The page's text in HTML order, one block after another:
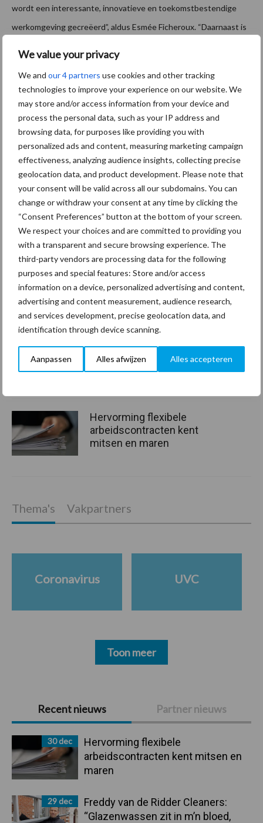
We value your privacy
We and our 4 partners use cookies and other tracking
technologies to improve your experience on our website. We
may store and/or access information from your device and
process the personal data, such as your IP address and
browsing data, for purposes like providing you with
personalized ads and content, measuring marketing campaign
effectiveness, analyzing audience insights, collecting precise
geolocation data, and product development. Please note that
your consent will be valid across all our subdomains. You can
change or withdraw your consent at any time by clicking the
“Consent Preferences” button at the bottom of your screen.
We respect your choices and are committed to providing you
with a transparent and secure browsing experience. The
third-party vendors are processing data for the following
purposes and special features: Store and/or access
information on a device, personalized advertising and content,
advertising and content measurement, audience research,
and services development, precise geolocation data, and
identification through device scanning.
Aanpassen Alles afwijzen Alles accepteren
wordt een interessante, innovatieve en toekomstbestendige
werkomgeving gecreëerd”, aldus Esmée Ficheroux. “Daarnaast is
innovatief sensorensysteem dat we samen met Heijmans hebben
ontwikkeld – en FM Coalitie – ons model om ketenpartners in
we ook vanuit CSU onze bijdrage aan het verder ontwikkelen van
onze branche.”
Primaire
Sidebar
Recent nieuws Partner nieuws
30 dec
Hervorming flexibele
arbeidscontracten kent mitsen en
maren
29 dec
Freddy van de Ridder Cleaners:
“Glazenwassen zit in m’n bloed,
Aanbevolen voor jou! Lees meer
Van onze partner Innovi
Beetle veegrobot: jouw
slimme hulp op de
Van onze partner The Legal
Company
Bescherming van
persoonsgegevens: grip op
Hervorming flexibele
arbeidscontracten kent
mitsen en maren
Thema's Vakpartners
Coronavirus UVC
Toon meer